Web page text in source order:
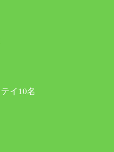
イ10名